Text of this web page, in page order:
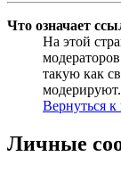
Что означает
На этой
такую как
модерируют.
Вернуться к
Личные